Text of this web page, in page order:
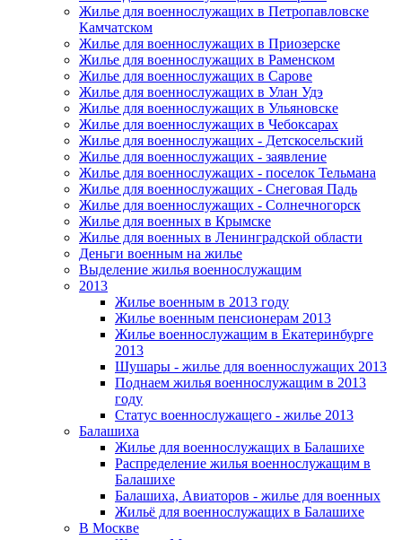
Жилье для военнослужащих в Петропавловске
Камчатском
Жилье для военнослужащих в Приозерске
Жилье для военнослужащих в Раменском
Жилье для военнослужащих в Сарове
Жилье для военнослужащих в Улан Удэ
Жилье для военнослужащих в Ульяновске
Жилье для военнослужащих в Чебоксарах
Жилье для военнослужащих - Детскосельский
Жилье для военнослужащих - заявление
Жилье для военнослужащих - поселок Тельмана
Жилье для военнослужащих - Снеговая Падь
Жилье для военнослужащих - Солнечногорск
Жилье для военных в Крымске
Жилье для военных в Ленинградской области
Деньги военным на жилье
Выделение жилья военнослужащим
2013
Жилье военным в 2013 году
Жилье военным пенсионерам 2013
Жилье военнослужащим в Екатеринбурге
2013
Шушары - жилье для военнослужащих 2013
Поднаем жилья военнослужащим в 2013
году
Статус военнослужащего - жилье 2013
Балашиха
Жилье для военнослужащих в Балашихе
Распределение жилья военнослужащим в
Балашихе
Балашиха, Авиаторов - жилье для военных
Жильё для военнослужащих в Балашихе
В Москве